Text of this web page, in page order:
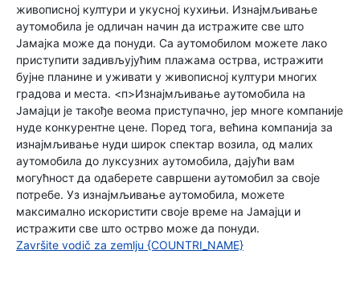
живописној култури и укусној кухињи. Изнајмљивање
аутомобила је одличан начин да истражите све што
Јамајка може да понуди. Са аутомобилом можете лако
приступити задивљујућим плажама острва, истражити
бујне планине и уживати у живописној култури многих
градова и места. <п>Изнајмљивање аутомобила на
Јамајци је такође веома приступачно, јер многе компаније
нуде конкурентне цене. Поред тога, већина компанија за
изнајмљивање нуди широк спектар возила, од малих
аутомобила до луксузних аутомобила, дајући вам
могућност да одаберете савршени аутомобил за своје
потребе. Уз изнајмљивање аутомобила, можете
максимално искористити своје време на Јамајци и
истражити све што острво може да понуди.
Završite vodič za zemlju {COUNTRI_NAME}